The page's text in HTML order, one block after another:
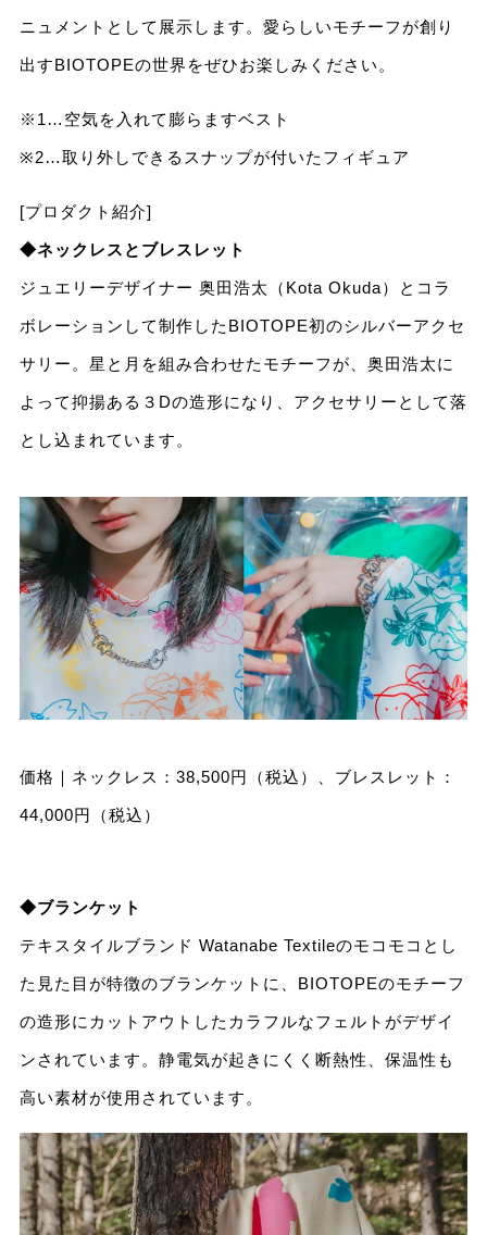
ニュメントとして展示します。愛らしいモチーフが創り
出すBIOTOPEの世界をぜひお楽しみください。
※1…空気を入れて膨らますベスト
※2…取り外しできるスナップが付いたフィギュア
[プロダクト紹介]
◆ネックレスとブレスレット
ジュエリーデザイナー 奥田浩太（Kota Okuda）とコラ
ボレーションして制作したBIOTOPE初のシルバーアクセ
サリー。星と月を組み合わせたモチーフが、奥田浩太に
よって抑揚ある３Dの造形になり、アクセサリーとして落
とし込まれています。
価格｜ネックレス：38,500円（税込）、ブレスレット：
44,000円（税込）
◆ブランケット
テキスタイルブランド Watanabe Textileのモコモコとし
た見た目が特徴のブランケットに、BIOTOPEのモチーフ
の造形にカットアウトしたカラフルなフェルトがデザイ
ンされています。静電気が起きにくく断熱性、保温性も
高い素材が使用されています。